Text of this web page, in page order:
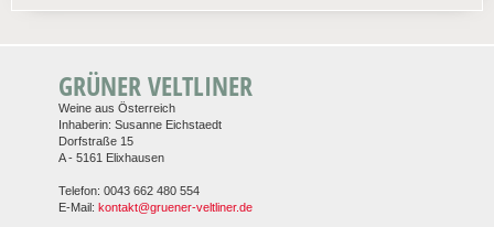
GRÜNER VELTLINER
Weine aus Österreich
Inhaberin: Susanne Eichstaedt
Dorfstraße 15
A - 5161 Elixhausen
Telefon: 0043 662 480 554
E-Mail: kontakt@gruener-veltliner.de